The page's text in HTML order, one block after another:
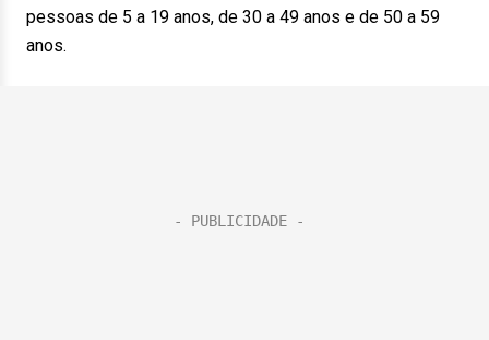
pessoas de 5 a 19 anos, de 30 a 49 anos e de 50 a 59
anos.